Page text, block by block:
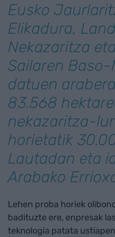
Eusko
Elikadura,
Nekazaritza
Sailaren
datuen
83.568
nekazaritza-
horietatik
Lautadan eta
Arabako
Lehen proba horiek
badituzte ere, enpresak
teknologia patata